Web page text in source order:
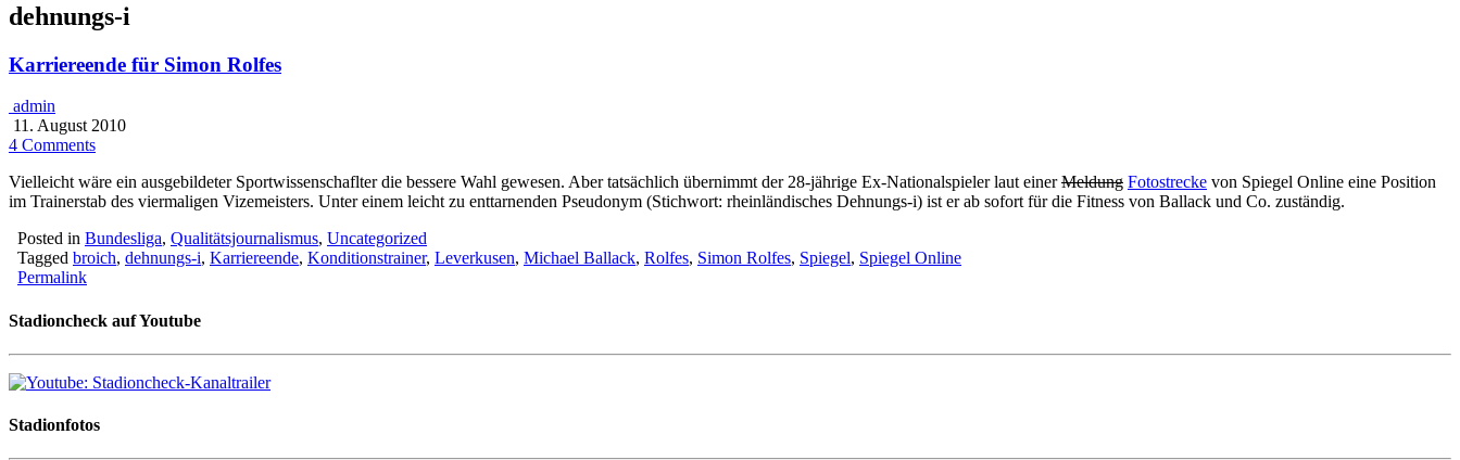
dehnungs-i
Karriereende für Simon Rolfes
admin
11. August 2010
4 Comments
Vielleicht wäre ein ausgebildeter Sportwissenschaflter die bessere Wahl gewesen. Aber tatsächlich übernimmt der 28-jährige Ex-Nationalspieler laut einerMeldung Fotostrecke von Spiegel Online eine Position
im Trainerstab des viermaligen Vizemeisters. Unter einem leicht zu enttarnenden Pseudonym (Stichwort: rheinländisches Dehnungs-i) ist er ab sofort für die Fitness von Ballack und Co. zuständig.
Posted in Bundesliga, Qualitätsjournalismus, Uncategorized
Tagged broich, dehnungs-i, Karriereende, Konditionstrainer, Leverkusen, Michael Ballack, Rolfes, Simon Rolfes, Spiegel, Spiegel Online
Permalink
Stadioncheck auf Youtube
Stadionfotos